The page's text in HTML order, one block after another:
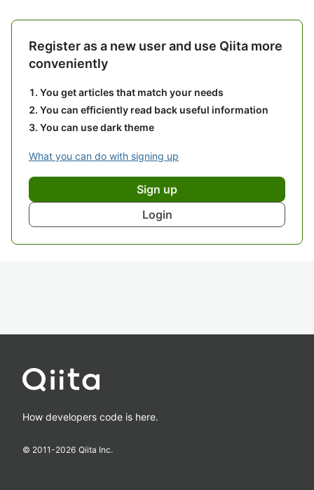
Register as a new user and use Qiita more
conveniently
You get articles that match your needs
You can efficiently read back useful information
You can use dark theme
What you can do with signing up
Sign up
Login
How developers code is here.
© 2011-2026 Qiita Inc.